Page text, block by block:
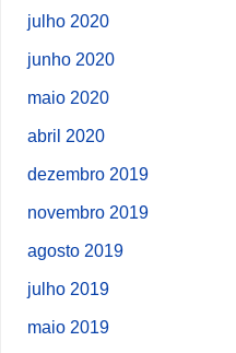
julho 2020
junho 2020
maio 2020
abril 2020
dezembro 2019
novembro 2019
agosto 2019
julho 2019
maio 2019